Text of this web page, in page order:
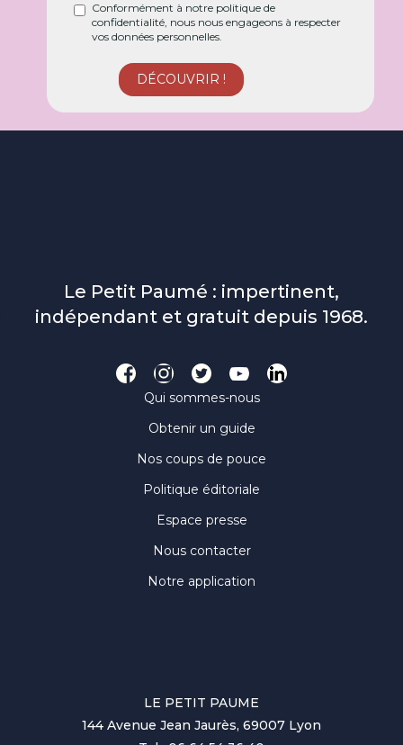
Conformément à notre politique de
confidentialité, nous nous engageons à respecter
vos données personnelles.
Le Petit Paumé : impertinent,
indépendant et gratuit depuis 1968.
Qui sommes-nous
Obtenir un guide
Nos coups de pouce
Politique éditoriale
Espace presse
Nous contacter
Notre application
LE PETIT PAUME
144 Avenue Jean Jaurès, 69007 Lyon